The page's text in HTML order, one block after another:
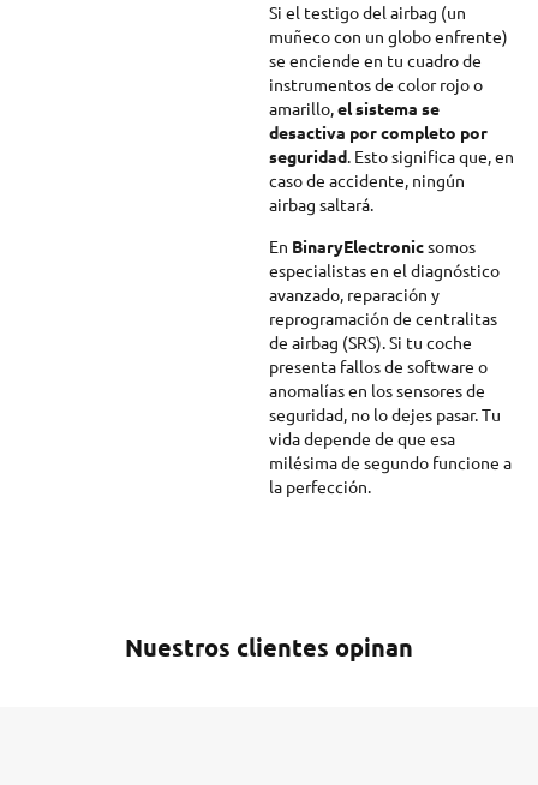
Si el testigo del airbag (un
muñeco con un globo enfrente)
se enciende en tu cuadro de
instrumentos de color rojo o
amarillo,el sistema se
desactiva por completo por
seguridad. Esto significa que, en
caso de accidente, ningún
airbag saltará.
En BinaryElectronicsomos
especialistas en el diagnóstico
avanzado, reparación y
reprogramación de centralitas
de airbag (SRS). Si tu coche
presenta fallos de software o
anomalías en los sensores de
seguridad, no lo dejes pasar. Tu
vida depende de que esa
milésima de segundo funcione a
la perfección.
Nuestros clientes opinan